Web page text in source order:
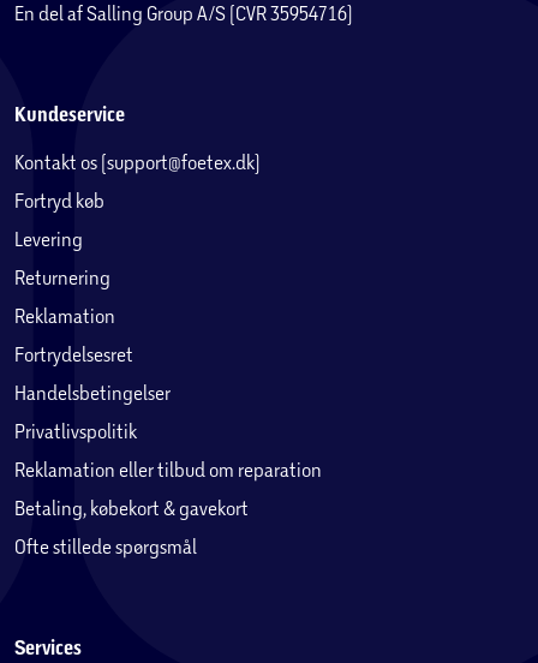
En del af Salling Group A/S (CVR 35954716)
Kundeservice
Kontakt os (support@foetex.dk)
Fortryd køb
Levering
Returnering
Reklamation
Fortrydelsesret
Handelsbetingelser
Privatlivspolitik
Reklamation eller tilbud om reparation
Betaling, købekort & gavekort
Ofte stillede spørgsmål
Services